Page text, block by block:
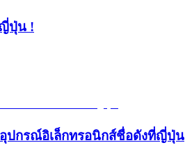
ญี่ปุ่น !
อุปกรณ์อิเล็กทรอนิกส์ชื่อดังที่ญี่ปุ่น